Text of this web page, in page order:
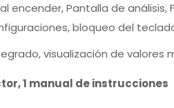
encender, Pantalla de
bloqueo del
visualización de valores
1 manual de instrucciones